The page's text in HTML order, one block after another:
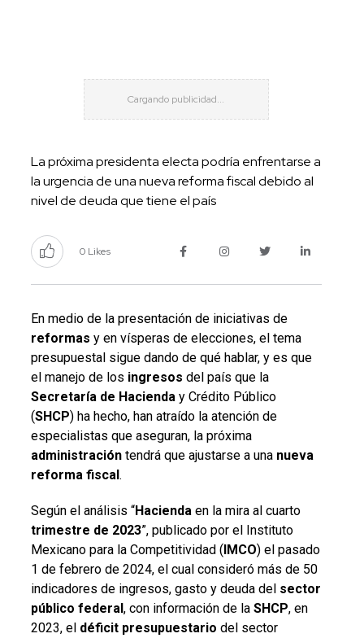
La próxima presidenta electa podría enfrentarse a
la urgencia de una nueva reforma fiscal debido al
nivel de deuda que tiene el país
0 Likes
En medio de la presentación de iniciativas de
reformas y en vísperas de elecciones, el tema
presupuestal sigue dando de qué hablar, y es que
el manejo de los ingresos del país que la
Secretaría de Hacienda y Crédito Público
(SHCP) ha hecho, han atraído la atención de
especialistas que aseguran, la próxima
administracióntendrá que ajustarse a una nueva
reforma fiscal.
Según el análisis “Hacienda en la mira al cuarto
trimestre de 2023”, publicado por el Instituto
Mexicano para la Competitividad (IMCO) el pasado
1 de febrero de 2024, el cual consideró más de 50
indicadores de ingresos, gasto y deuda del sector
público federal, con información de la SHCP, en
2023, el déficit presupuestario del sector